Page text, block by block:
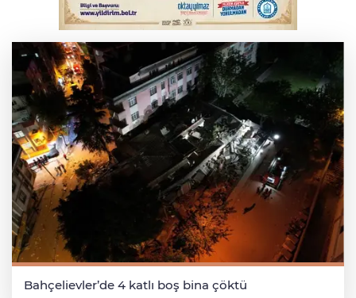
Bursa'da kontrolden çıkan araç orta
refüje çıktı
Bahçelievler’de 4 katlı boş bina çöktü